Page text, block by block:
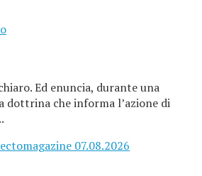
Ed enuncia, durante una
dottrina che informa l’azione di